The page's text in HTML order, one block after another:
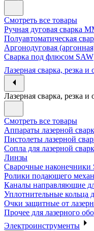
Смотреть все товары
Ручная дуговая сварка
Полуавтоматическая
Аргонодуговая
Сварка под флюсом SAW
Лазерная сварка, резка и
Лазерная сварка, резка и
Смотреть все товары
Аппараты лазерной
Пистолеты лазерной
Сопла для лазерной
Линзы
Сварочные наконечники
Ролики подающего
Каналы направляющие
Уплотнительные кольца
Очки защитные от
Прочее для лазерного
Электроинструменты